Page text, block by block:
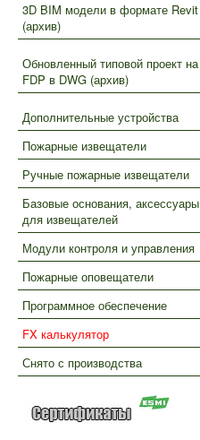
3D BIM модели в формате Revit
(архив)
Обновленный типовой проект на
FDP в DWG (архив)
Дополнительные устройства
Пожарные извещатели
Ручные пожарные извещатели
Базовые основания, аксессуары
для извещателей
Модули контроля и управления
Пожарные оповещатели
Программное обеспечение
FX калькулятор
Снято с производства